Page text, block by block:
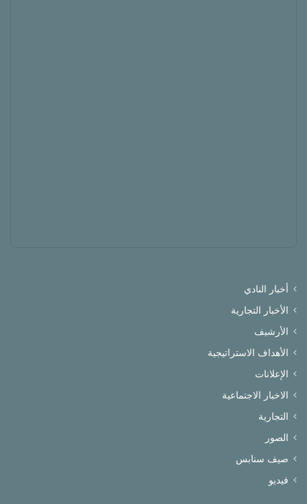
أخبار النادي
الأخبار التجارية
الأرشيف
الأهداف الاستراتيجية
الإعلانات
الاخبار الاجتماعية
التجارية
الصور
صيف سنابس
فيديو